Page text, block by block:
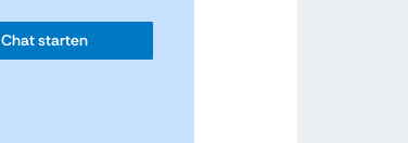
Chat starten